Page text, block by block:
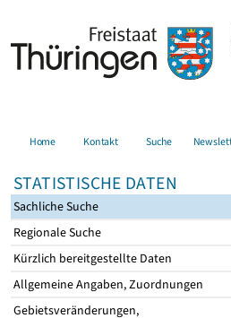
Home Kontakt Suche
STATISTISCHE DATEN
Sachliche Suche
Regionale Suche
Kürzlich bereitgestellte Daten
Allgemeine Angaben, Zuordnungen
Gebietsveränderungen,